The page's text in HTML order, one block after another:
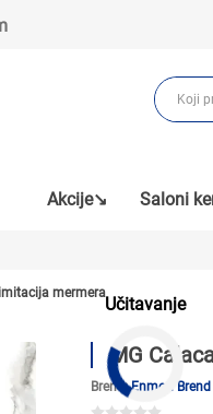
Akcije↘ Saloni
Učitavanje
mermera
MG
Brend: Enmon Brend